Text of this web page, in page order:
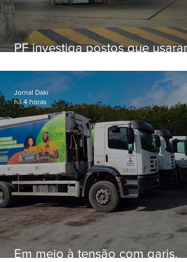
PF investiga postos que usaram
secretário morto em 2020
Em meio à tensão com garis,
Jornal Daki
há 4 horas